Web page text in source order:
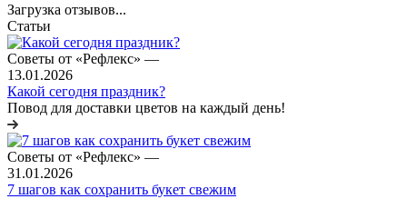
Загрузка отзывов...
Статьи
Советы от «Рефлекс» —
13.01.2026
Какой сегодня праздник?
Повод для доставки цветов на каждый день!
Советы от «Рефлекс» —
31.01.2026
7 шагов как сохранить букет свежим